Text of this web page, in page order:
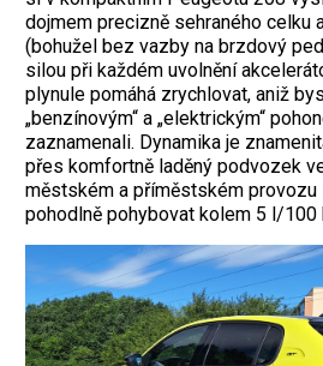
dojmem precizně sehraného celku
(bohužel bez vazby na brzdový
silou při každém uvolnění
plynule pomáhá zrychlovat, aniž
„benzínovým“ a „elektrickým“
zaznamenali. Dynamika je
přes komfortně laděný podvozek
městském a příměstském
pohodlně pohybovat kolem 5 l/100